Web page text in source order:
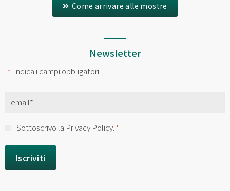
Come arrivare alle mostre
Newsletter
"*" indica i campi obbligatori
Email
Consenso
Sottoscrivo la Privacy Policy.*